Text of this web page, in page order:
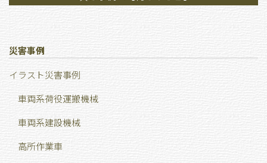
災害事例
イラスト災害事例
車両系荷役運搬機械
車両系建設機械
高所作業車